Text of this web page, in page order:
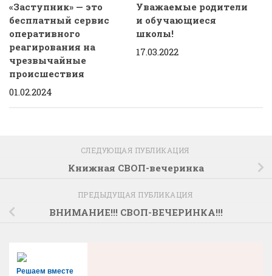
«Заступник» — это
бесплатный сервис
оперативного
реагирования на
чрезвычайные
происшествия
01.02.2024
Уважаемые родители
и обучающиеся
школы!
17.03.2022
СЛЕДУЮЩАЯ ПУБЛИКАЦИЯ
Книжная СВОП-вечеринка
ПРЕДЫДУЩАЯ ПУБЛИКАЦИЯ
ВНИМАНИЕ!!! СВОП-ВЕЧЕРИНКА!!!
Решаем вместе